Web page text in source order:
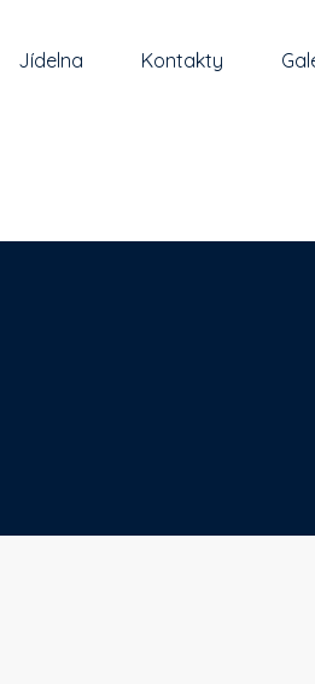
Jídelna Kontakty